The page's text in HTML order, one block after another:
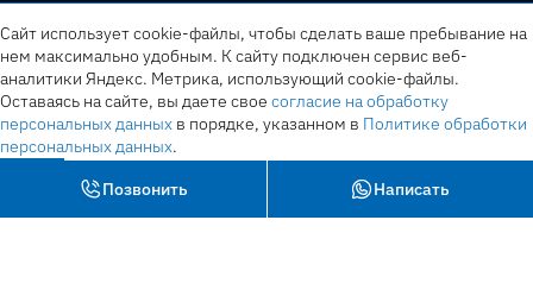
Позвонить Написать
Сайт использует cookie-файлы, чтобы сделать ваше пребывание на
нем максимально удобным. К cайту подключен сервис веб-
аналитики Яндекс. Метрика, использующий cookie-файлы.
Оставаясь на сайте, вы даете свое согласие на обработку
персональных данных в порядке, указанном в Политике обработки
персональных данных.